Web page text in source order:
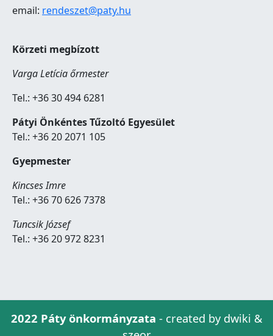
email: rendeszet@paty.hu
Körzeti megbízott
Varga Letícia őrmester
Tel.: +36 30 494 6281
Pátyi Önkéntes Tűzoltó Egyesület
Tel.: +36 20 2071 105
Gyepmester
Kincses Imre
Tel.: +36 70 626 7378
Tuncsik József
Tel.: +36 20 972 8231
2022 Páty önkormányzata - created by dwiki &